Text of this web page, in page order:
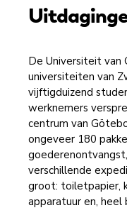
De Universiteit van
universiteiten van
vijftigduizend
werknemers
centrum van
ongeveer 180
verschillende
groot: toiletpapier,
apparatuur en, heel